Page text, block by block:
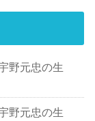
野元忠の生
野元忠の生